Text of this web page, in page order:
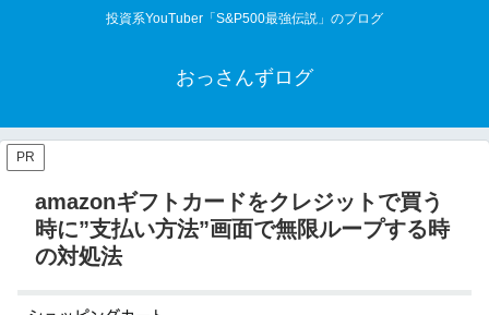
投資系YouTuber「S&P500最強伝説」のブログ
おっさんずログ
PR
amazonギフトカードをクレジットで買う
時に”支払い方法”画面で無限ループする時
の対処法